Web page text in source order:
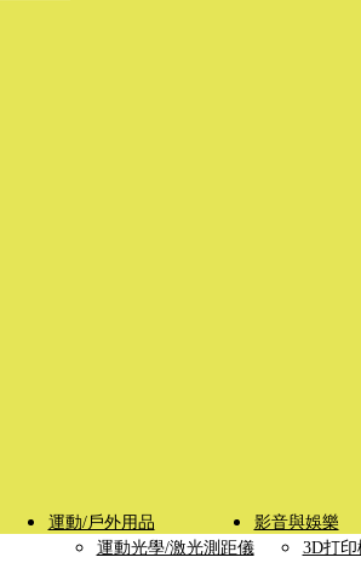
運動/戶外用品
運動光學/激光測距儀
影音與娛樂
3D打印